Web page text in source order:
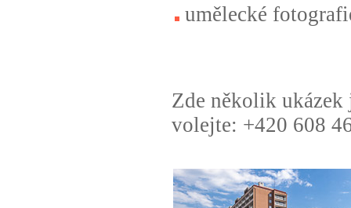
umělecké
Zde několik ukázek
volejte: +420 608